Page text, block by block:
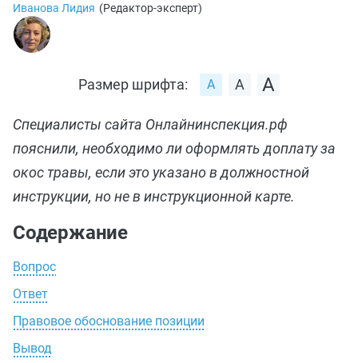
Иванова Лидия (Редактор-эксперт)
Размер шрифта:
Специалисты сайта Онлайнинспекция.рф
пояснили, необходимо ли оформлять доплату за
окос травы, если это указано в должностной
инструкции, но не в инструкционной карте.
Содержание
Вопрос
Ответ
Правовое обоснование позиции
Вывод